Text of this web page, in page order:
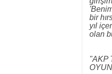
bir
yıl
olan
"AKP